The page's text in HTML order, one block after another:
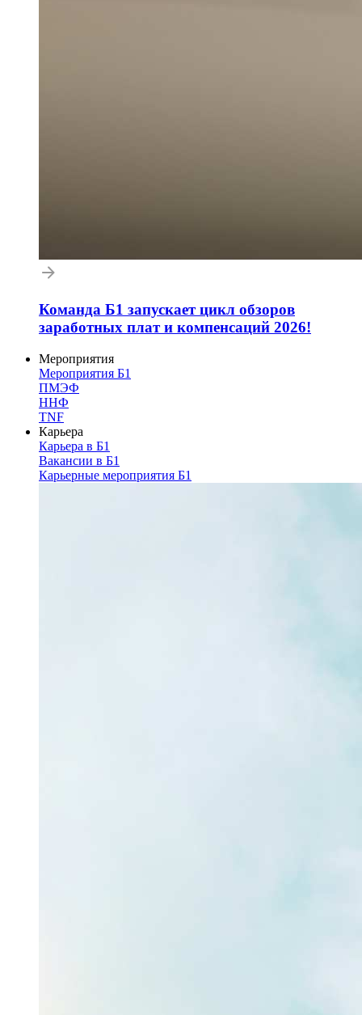
Команда Б1 запускает цикл обзоров
заработных плат и компенсаций 2026!
Мероприятия
Мероприятия Б1
ПМЭФ
ННФ
TNF
Карьера
Карьера в Б1
Вакансии в Б1
Карьерные мероприятия Б1